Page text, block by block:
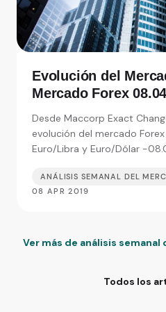
Evolución del
Mercado Forex
de moneda
Desde Maccorp Exact
evolución del mercado
Euro/Libra y Euro/Dólar -
ANÁLISIS SEMANAL DEL
08 APR 2019
Ver más de análisis
Todos los